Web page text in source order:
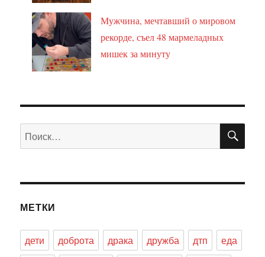
Мужчина, мечтавший о мировом
рекорде, съел 48 мармеладных
мишек за минуту
Искать:
МЕТКИ
дети доброта драка дружба дтп
еда